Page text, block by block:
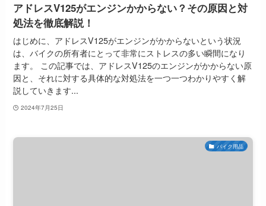
アドレスV125がエンジンかからない？その原因と対
処法を徹底解説！
はじめに、アドレスV125がエンジンがかからないという状況
は、バイクの所有者にとって非常にストレスの多い瞬間になり
ます。 この記事では、アドレスV125のエンジンがかからない原
因と、それに対する具体的な対処法を一つ一つわかりやすく解
説していきます...
2024年7月25日
バイク用品